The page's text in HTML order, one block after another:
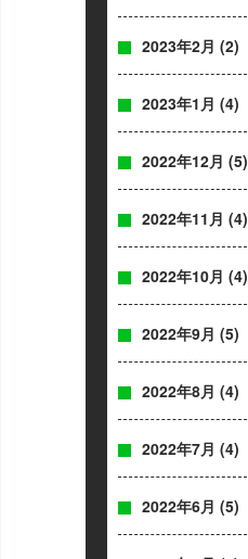
2023年2月 (2)
2023年1月 (4)
2022年12月 (5)
2022年11月 (4)
2022年10月 (4)
2022年9月 (5)
2022年8月 (4)
2022年7月 (4)
2022年6月 (5)